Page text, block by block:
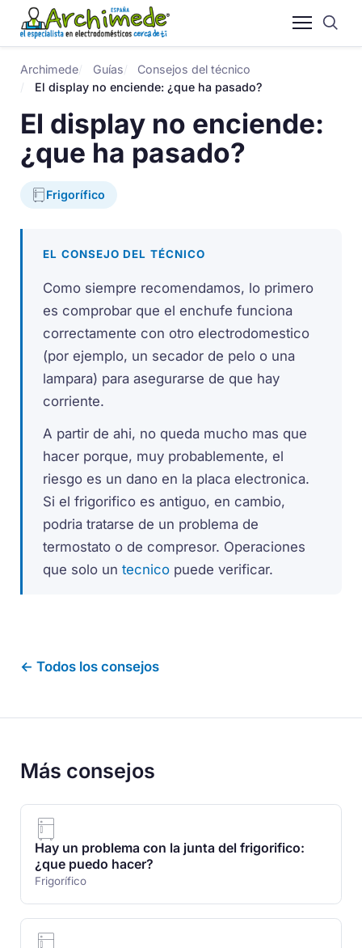
Archimede Guías
Consejos del técnico
El display no enciende: ¿que ha pasado?
El display no enciende:
¿que ha pasado?
Frigorífico
EL CONSEJO DEL TÉCNICO
Como siempre recomendamos, lo primero
es comprobar que el enchufe funciona
correctamente con otro electrodomestico
(por ejemplo, un secador de pelo o una
lampara) para asegurarse de que hay
corriente.
A partir de ahi, no queda mucho mas que
hacer porque, muy probablemente, el
riesgo es un dano en la placa electronica.
Si el frigorifico es antiguo, en cambio,
podria tratarse de un problema de
termostato o de compresor. Operaciones
que solo untecnico puede verificar.
← Todos los consejos
Más consejos
Hay un problema con la junta del frigorifico:
¿que puedo hacer?
Frigorífico